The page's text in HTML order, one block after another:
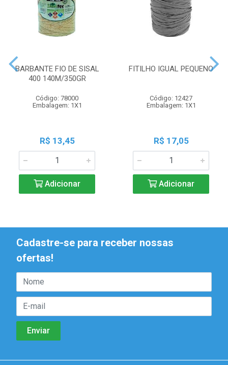
BARBANTE FIO DE SISAL
400 140M/350GR
Código: 78000
Embalagem: 1X1
R$ 13,45
Adicionar
FITILHO IGUAL PEQUENO
Código: 12427
Embalagem: 1X1
R$ 17,05
Adicionar
Cadastre-se para receber nossas
ofertas!